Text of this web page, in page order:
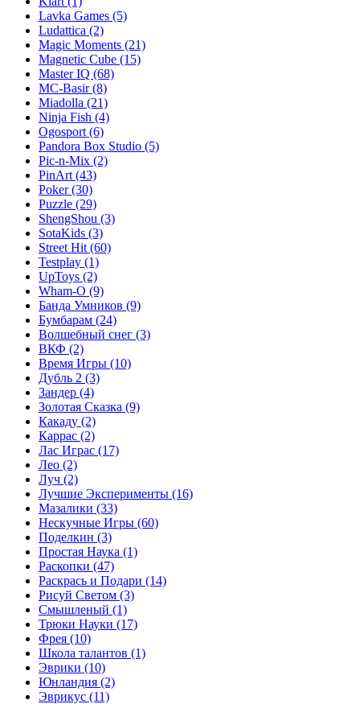
Lavka Games (5)
Ludattica (2)
Magic Moments (21)
Magnetic Cube (15)
Master IQ (68)
MC-Basir(8)
Miadolla (21)
Ninja Fish (4)
Ogosport (6)
Pandora Box Studio (5)
Pic-n-Mix (2)
PinArt (43)
Poker(30)
Puzzle (29)
ShengShou (3)
SotaKids (3)
Street Hit (60)
Testplay (1)
UpToys (2)
Wham-O (9)
Банда Умников (9)
Бумбарам (24)
Волшебный снег (3)
ВКФ (2)
Время Игры (10)
Дубль 2 (3)
Зандер (4)
Золотая Сказка (9)
Какаду (2)
Каррас (2)
Лас Играс (17)
Лео (2)
Луч (2)
Лучшие Эксперименты (16)
Мазалики (33)
Нескучные Игры (60)
Поделкин (3)
Простая Наука (1)
Раскопки (47)
Раскрась и Подари (14)
Рисуй Светом (3)
Смышленый (1)
Трюки Науки (17)
Фрея (10)
Школа талантов (1)
Эврики (10)
Юнландия (2)
Эврикус (11)